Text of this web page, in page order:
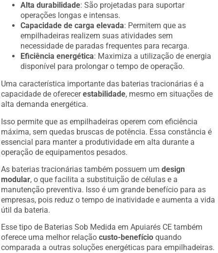
Alta durabilidade: São projetadas para suportar
operações longas e intensas.
Capacidade de carga elevada: Permitem que as
empilhadeiras realizem suas atividades sem
necessidade de paradas frequentes para recarga.
Eficiência energética: Maximiza a utilização de energia
disponível para prolongar o tempo de operação.
Uma característica importante das baterias tracionárias é a
capacidade de oferecerestabilidade, mesmo em situações de
alta demanda energética.
Isso permite que as empilhadeiras operem com eficiência
máxima, sem quedas bruscas de potência. Essa constância é
essencial para manter a produtividade em alta durante a
operação de equipamentos pesados.
As baterias tracionárias também possuem umdesign
modular, o que facilita a substituição de células e a
manutenção preventiva. Isso é um grande benefício para as
empresas, pois reduz o tempo de inatividade e aumenta a vida
útil da bateria.
Esse tipo de Baterias Sob Medida em Apuiarés CE também
oferece uma melhor relaçãocusto-benefício quando
comparada a outras soluções energéticas para empilhadeiras.